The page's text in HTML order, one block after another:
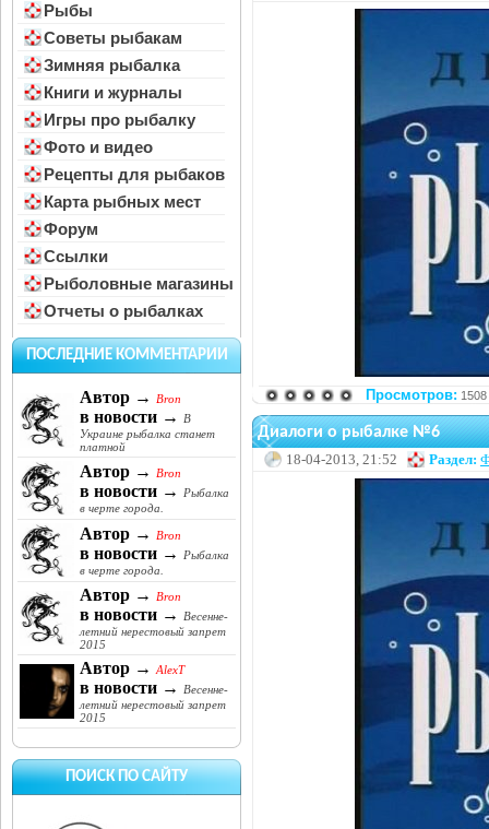
Рыбы
Советы рыбакам
Зимняя рыбалка
Книги и журналы
Игры про рыбалку
Фото и видео
Рецепты для рыбаков
Карта рыбных мест
Форум
Ссылки
Рыболовные магазины
Отчеты о рыбалках
ПОСЛЕДНИЕ КОММЕНТАРИИ
Автор → Bron
в новости →
В
Украине рыбалка станет
платной
Автор → Bron
в новости →
Рыбалка
в черте города.
Автор → Bron
в новости →
Рыбалка
в черте города.
Автор → Bron
в новости →
Весенне-
летний нерестовый запрет
2015
Автор → AlexT
в новости →
Весенне-
летний нерестовый запрет
2015
ПОИСК ПО САЙТУ
Просмотров:
Диалоги о рыбалке №6
18-04-2013, 21:52 Раздел: